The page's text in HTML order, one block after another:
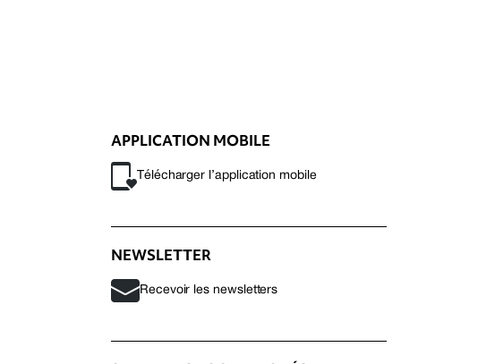
APPLICATION MOBILE
Télécharger l’application mobile
NEWSLETTER
Recevoir les newsletters